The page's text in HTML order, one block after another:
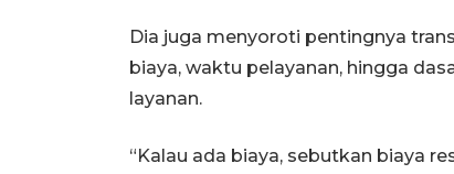
Dia juga menyoroti pentingnya
biaya, waktu pelayanan, hingga
layanan.
“Kalau ada biaya, sebutkan biaya